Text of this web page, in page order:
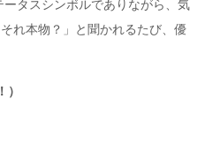
ータスシンボルでありながら、気
れ本物？」と聞かれるたび、優